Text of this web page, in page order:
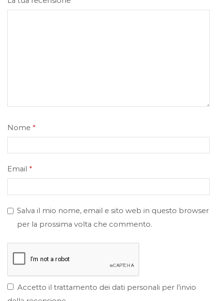
Nome *
Email *
Salva il mio nome, email e sito web in questo browser
per la prossima volta che commento.
Accetto il trattamento dei dati personali per l’invio